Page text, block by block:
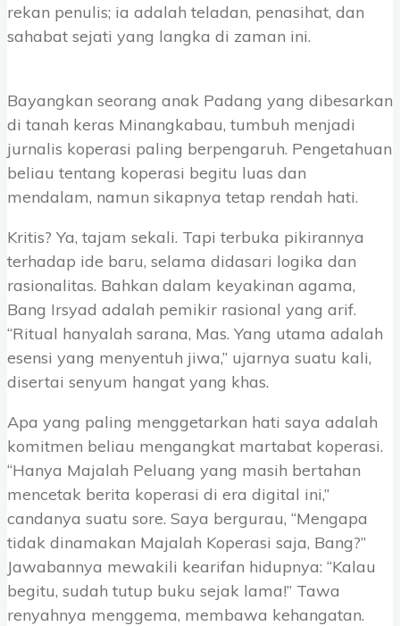
rekan penulis; ia adalah teladan, penasihat, dan
sahabat sejati yang langka di zaman ini.
Bayangkan seorang anak Padang yang dibesarkan
di tanah keras Minangkabau, tumbuh menjadi
jurnalis koperasi paling berpengaruh. Pengetahuan
beliau tentang koperasi begitu luas dan
mendalam, namun sikapnya tetap rendah hati.
Kritis? Ya, tajam sekali. Tapi terbuka pikirannya
terhadap ide baru, selama didasari logika dan
rasionalitas. Bahkan dalam keyakinan agama,
Bang Irsyad adalah pemikir rasional yang arif.
“Ritual hanyalah sarana, Mas. Yang utama adalah
esensi yang menyentuh jiwa,” ujarnya suatu kali,
disertai senyum hangat yang khas.
Apa yang paling menggetarkan hati saya adalah
komitmen beliau mengangkat martabat koperasi.
“Hanya Majalah Peluang yang masih bertahan
mencetak berita koperasi di era digital ini,”
candanya suatu sore. Saya bergurau, “Mengapa
tidak dinamakan Majalah Koperasi saja, Bang?”
Jawabannya mewakili kearifan hidupnya: “Kalau
begitu, sudah tutup buku sejak lama!” Tawa
renyahnya menggema, membawa kehangatan.